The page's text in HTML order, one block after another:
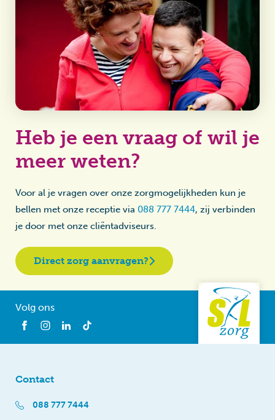
Heb je een vraag of wil je
meer weten?
Voor al je vragen over onze zorgmogelijkheden kun je
bellen met onze receptie via 088 777 7444, zij verbinden
je door met onze cliëntadviseurs.
Direct zorg aanvragen?
Volg ons
Contact
088 777 7444